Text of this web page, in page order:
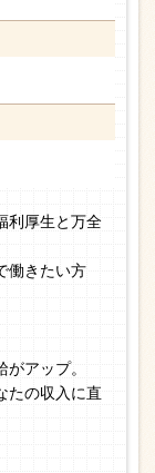
利厚生と万全
働きたい方
アップ。
たの収入に直